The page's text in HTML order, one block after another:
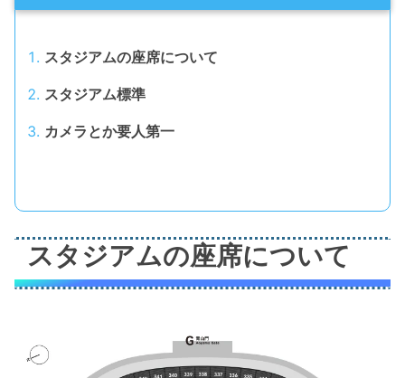
スタジアムの座席について
スタジアム標準
カメラとか要人第一
スタジアムの座席について